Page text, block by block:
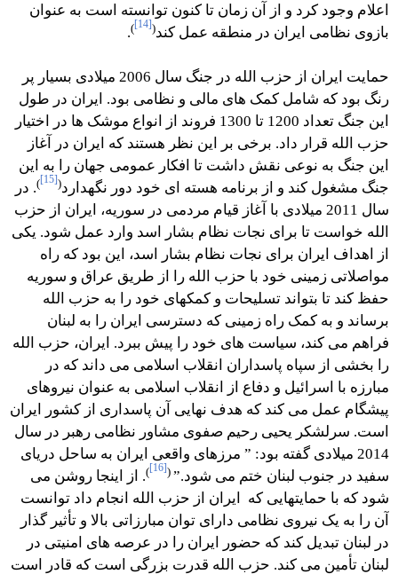
اعلام وجود کرد و از آن زمان تا کنون توانسته است به عنوان
بازوی نظامی ایران در منطقه عمل کند(
[14]
)
.
حمایت ایران از حزب الله در جنگ سال 2006 میلادی بسیار پر
رنگ بود که شامل کمک های مالی و نظامی بود. ایران در طول
این جنگ تعداد 1200 تا 1300 فروند از انواع موشک ها در اختیار
حزب الله قرار داد. برخی بر این نظر هستند که ایران در آغاز
این جنگ به نوعی نقش داشت تا افکار عمومی جهان را به این
جنگ مشغول کند و از برنامه هسته ای خود دور نگهدارد(
[15]
). در
سال 2011 میلادی با آغاز قیام مردمی در سوریه، ایران از حزب
الله خواست تا برای نجات نظام بشار اسد وارد عمل شود. یکی
از اهداف ایران برای نجات نظام بشار اسد، این بود که راه
مواصلاتی زمینی خود با حزب الله را از طریق عراق و سوریه
حفظ کند تا بتواند تسلیحات و کمکهای خود را به حزب الله
برساند و به کمک راه زمینی که دسترسی ایران را به لبنان
فراهم می کند، سیاست های خود را پیش ببرد. ایران، حزب الله
را بخشی از سپاه پاسداران انقلاب اسلامی می داند که در
مبارزه با اسرائیل و دفاع از انقلاب اسلامی به عنوان نیروهای
پیشگام عمل می کند که هدف نهایی آن پاسداری از کشور ایران
است. سرلشکر یحیی رحیم صفوی مشاور نظامی رهبر در سال
2014 میلادی گفته بود: ” مرزهای واقعی ایران به ساحل دریای
سفید در جنوب لبنان ختم می شود.” (
[16]
). از اینجا روشن می
شود که با حمایتهایی که ایران از حزب الله انجام داد توانست
آن را به یک نیروی نظامی دارای توان مبارزاتی بالا و تأثیر گذار
در لبنان تبدیل کند که حضور ایران را در عرصه های امنیتی در
لبنان تأمین می کند. حزب الله قدرت بزرگی است که قادر است